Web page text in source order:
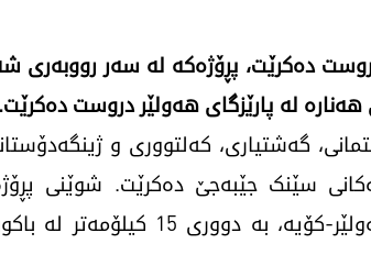
دەکرێت، پڕۆژەکە لە سەر
لە پارێزگای هەولێر دروست دەکرێت.
گەشتیاری، کەلتووری و
بەرزاییەکانی سێنک جێبەجێ دەکرێت. شوێنی
دەکەوێتە چوارگۆشەی نێوان رێگای پیرمام-کۆیە و هەولێر-کۆیە، بە دووری